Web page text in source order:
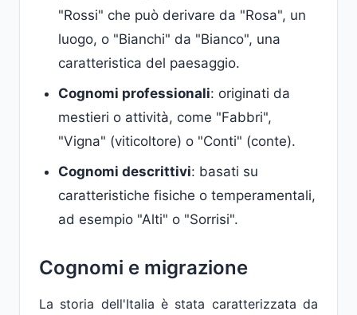
"Rossi" che può derivare da "Rosa", un
luogo, o "Bianchi" da "Bianco", una
caratteristica del paesaggio.
Cognomi professionali: originati da
mestieri o attività, come "Fabbri",
"Vigna" (viticoltore) o "Conti" (conte).
Cognomi descrittivi: basati su
caratteristiche fisiche o temperamentali,
ad esempio "Alti" o "Sorrisi".
Cognomi e migrazione
La storia dell'Italia è stata caratterizzata da